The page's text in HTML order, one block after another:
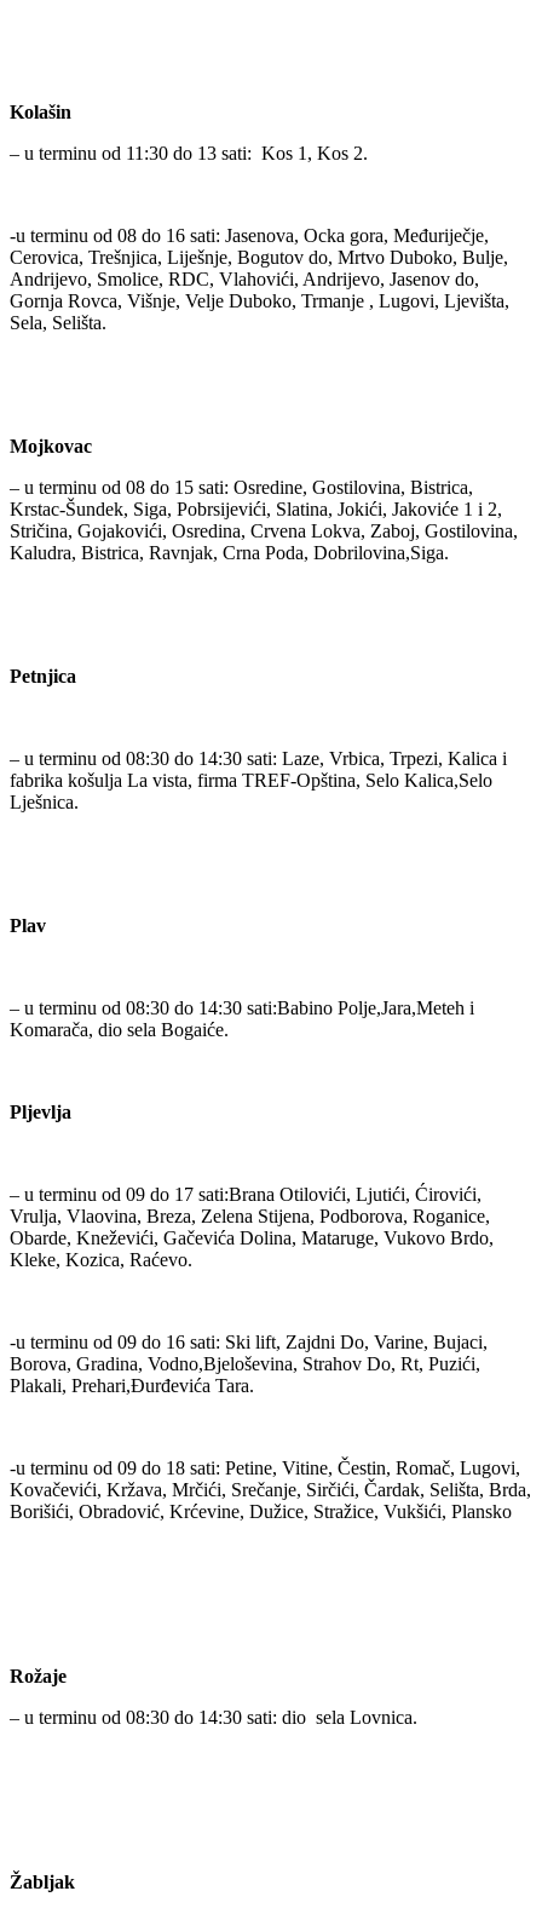
Kolašin
– u terminu od 11:30 do 13 sati: Kos 1, Kos 2.
-u terminu od 08 do 16 sati: Jasenova, Ocka gora, Međuriječje,
Cerovica, Trešnjica, Liješnje, Bogutov do, Mrtvo Duboko, Bulje,
Andrijevo, Smolice, RDC, Vlahovići, Andrijevo, Jasenov do,
Gornja Rovca, Višnje, Velje Duboko, Trmanje , Lugovi, Ljevišta,
Sela, Selišta.
Mojkovac
– u terminu od 08 do 15 sati: Osredine, Gostilovina, Bistrica,
Krstac-Šundek, Siga, Pobrsijevići, Slatina, Jokići, Jakoviće 1 i 2,
Stričina, Gojakovići, Osredina, Crvena Lokva, Zaboj, Gostilovina,
Kaludra, Bistrica, Ravnjak, Crna Poda, Dobrilovina,Siga.
Petnjica
– u terminu od 08:30 do 14:30 sati: Laze, Vrbica, Trpezi, Kalica i
fabrika košulja La vista, firma TREF-Opština, Selo Kalica,Selo
Lješnica.
Plav
– u terminu od 08:30 do 14:30 sati:Babino Polje,Jara,Meteh i
Komarača, dio sela Bogaiće.
Pljevlja
– u terminu od 09 do 17 sati:Brana Otilovići, Ljutići, Ćirovići,
Vrulja, Vlaovina, Breza, Zelena Stijena, Podborova, Roganice,
Obarde, Kneževići, Gačevića Dolina, Mataruge, Vukovo Brdo,
Kleke, Kozica, Raćevo.
-u terminu od 09 do 16 sati: Ski lift, Zajdni Do, Varine, Bujaci,
Borova, Gradina, Vodno,Bjeloševina, Strahov Do, Rt, Puzići,
Plakali, Prehari,Đurđevića Tara.
-u terminu od 09 do 18 sati: Petine, Vitine, Čestin, Romač, Lugovi,
Kovačevići, Kržava, Mrčići, Srečanje, Sirčići, Čardak, Selišta, Brda,
Borišići, Obradović, Krćevine, Dužice, Stražice, Vukšići, Plansko
Rožaje
– u terminu od 08:30 do 14:30 sati: dio sela Lovnica.
Žabljak